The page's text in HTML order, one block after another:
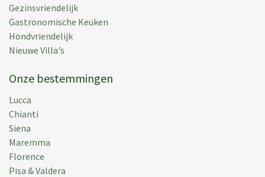
Gezinsvriendelijk
Gastronomische Keuken
Hondvriendelijk
Nieuwe Villa's
Onze bestemmingen
Lucca
Chianti
Siena
Maremma
Florence
Pisa & Valdera